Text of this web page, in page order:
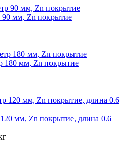
90 мм, Zn покрытие
180 мм, Zn покрытие
мм, Zn покрытие, длина 0.6